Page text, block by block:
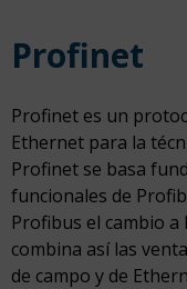
Profinet
Profinet es un
Ethernet para la
Profinet se basa
funcionales de
Profibus el cambio
combina así las
de campo y de